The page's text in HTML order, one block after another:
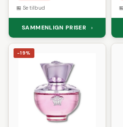
Se tilbud
SAMMENLIGN PRISER ›
-19%